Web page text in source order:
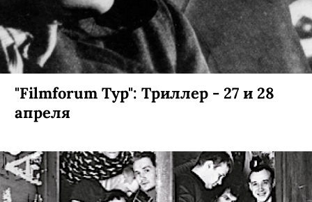
"Filmforum Тур": Триллер - 27 и 28
апреля